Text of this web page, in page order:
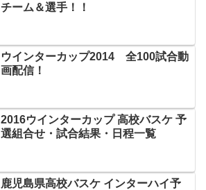
チーム＆選手！！
ウインターカップ2014 全100試合動
画配信！
2016ウインターカップ 高校バスケ 予
選組合せ・試合結果・日程一覧
鹿児島県高校バスケ インターハイ予